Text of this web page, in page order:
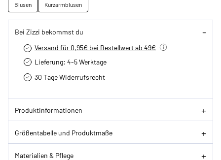
Blusen Kurzarmblusen
Bei Zizzi bekommst du
Versand für 0,95€ bei Bestellwert ab 49€
Lieferung: 4-5 Werktage
30 Tage Widerrufsrecht
Produktinformationen
Größentabelle und Produktmaße
Materialien & Pflege